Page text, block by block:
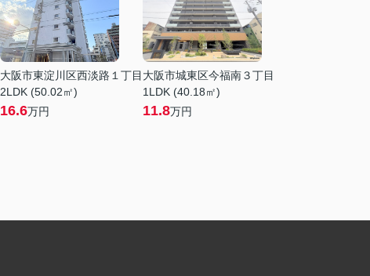
大阪市東淀川区西淡路１丁目
2LDK (50.02㎡)
16.6万円
大阪市城東区今福南３丁目
1LDK (40.18㎡)
11.8万円